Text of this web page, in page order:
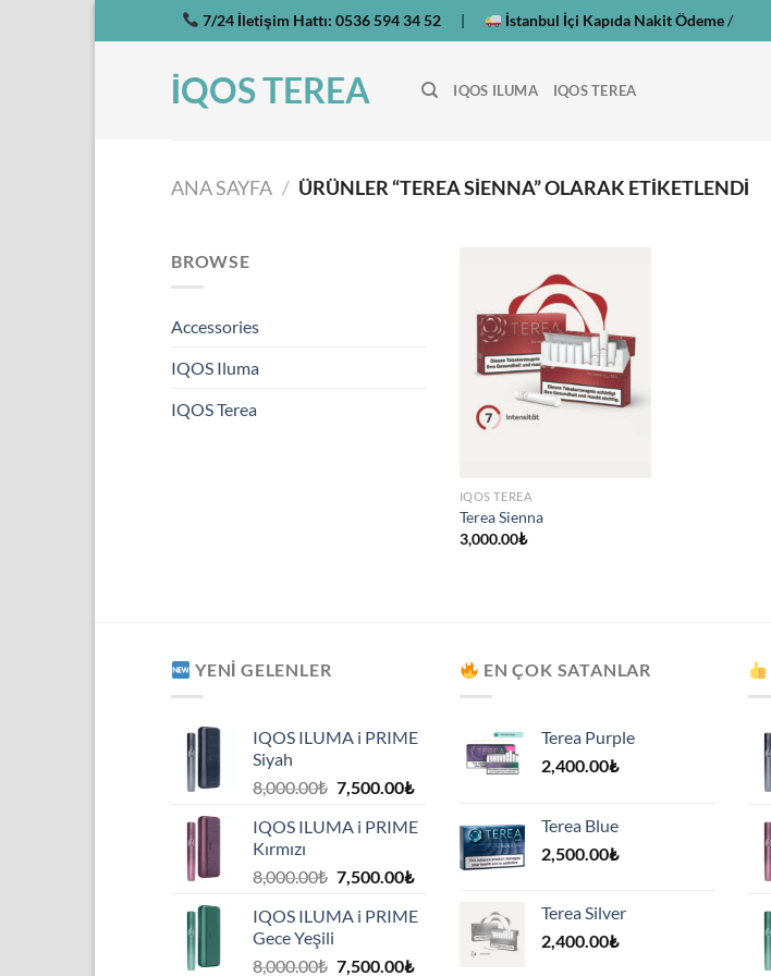
atla
7/24 İletişim Hattı: 0536 594 34 52 | İstanbul İçi Kapıda Nakit Ödeme/
İQOS TEREA IQOS ILUMA IQOS TEREA
ANA SAYFA / ÜRÜNLER “TEREA SIENNA” OLARAK ETIKETLENDI
BROWSE
Accessories
IQOS Iluma
IQOS Terea
IQOS TEREA
Terea Sienna
3,000.00₺
YENI GELENLER
IQOS ILUMA i PRIME
Siyah
8,000.00₺ Orijinal
8,000.00₺.
7,500.00₺Şu
fiyat:
7,500.00₺.
IQOS ILUMA i PRIME
Kırmızı
8,000.00₺ Orijinal
8,000.00₺.
7,500.00₺Şu
fiyat:
7,500.00₺.
IQOS ILUMA i PRIME
Gece Yeşili
8,000.00₺ Orijinal
7,500.00₺Şu
EN ÇOK SATANLAR
Terea Purple
2,400.00₺
Terea Blue
2,500.00₺
Terea Silver
2,400.00₺